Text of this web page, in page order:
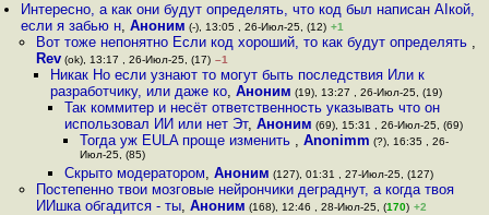
Интересно, а как они будут определять, что код был написан AIкой,
если я забью н,Аноним (-), 13:05 , 26-Июл-25, (12) +1
Вот тоже непонятно Если код хороший, то как будут определять ,
Rev(ok), 13:17 , 26-Июл-25, (17) –1
Никак Но если узнают то могут быть последствия Или к
разработчику, или даже ко, Аноним (19), 13:27 , 26-Июл-25, (19)
Так коммитер и несёт ответственность указывать что он
использовал ИИ или нет Эт,Аноним (69), 15:31 , 26-Июл-25, (69)
Тогда уж EULA проще изменить , Anonimm (?), 16:35 , 26-
Июл-25, (85)
Скрыто модератором,Аноним (127), 01:31 , 27-Июл-25, (127)
Постепенно твои мозговые нейрончики деграднут, а когда твоя
ИИшка обгадится - ты, Аноним (168), 12:46 , 28-Июл-25, (170) +2